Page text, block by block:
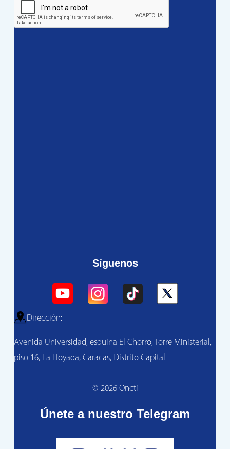
Síguenos
Dirección:
Avenida Universidad, esquina El Chorro, Torre Ministerial,
piso 16, La Hoyada, Caracas, Distrito Capital
© 2026 Oncti
Únete a nuestro Telegram